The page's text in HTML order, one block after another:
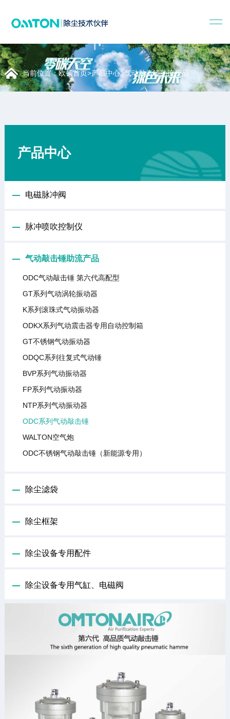
当前位置：欧顿首页>产品中心>气动敲击锤助流产品
产品中心
电磁脉冲阀
脉冲喷吹控制仪
气动敲击锤助流产品
ODC气动敲击锤 第六代高配型
GT系列气动涡轮振动器
K系列滚珠式气动振动器
ODKX系列气动震击器专用自动控制箱
GT不锈钢气动振动器
ODQC系列往复式气动锤
BVP系列气动振动器
FP系列气动振动器
NTP系列气动振动器
ODC系列气动敲击锤
WALTON空气炮
ODC不锈钢气动敲击锤（新能源专用）
除尘滤袋
除尘框架
除尘设备专用配件
除尘设备专用气缸、电磁阀